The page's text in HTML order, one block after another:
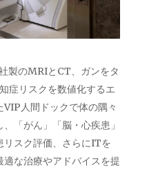
製のMRIとCT、ガンをタ
症リスクを数値化するエ
人間ドックで体の隅々
「がん」「脳・心疾患」
リスク評価、さらにITを
な治療やアドバイスを提